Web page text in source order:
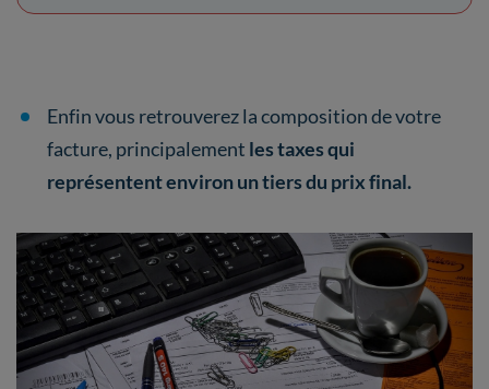
Enfin vous retrouverez la composition de votre
facture, principalement les taxes qui
représentent environ un tiers du prix final.